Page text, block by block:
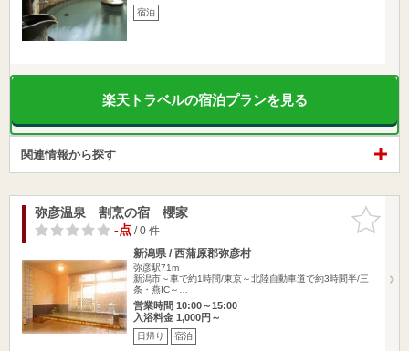
宿泊
楽天トラベルの宿泊プランを見る
関連情報から探す
お気に入
りに追加
弥彦温泉 割烹の宿 櫻家
-点/ 0 件
新潟県 / 西蒲原郡弥彦村
弥彦駅71m
新潟市～車で約1時間/東京～北陸自動車道で約3時間半/三
条・燕IC～…
営業時間 10:00～15:00
入浴料金 1,000円～
日帰り 宿泊